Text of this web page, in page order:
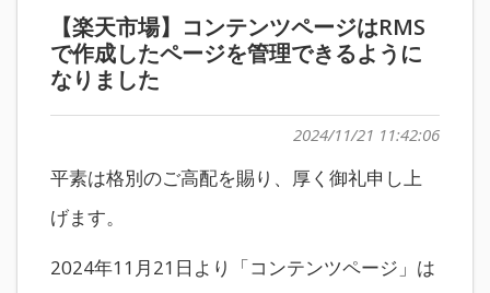
【楽天市場】コンテンツページはRMS
で作成したページを管理できるように
なりました
2024/11/21 11:42:06
平素は格別のご高配を賜り、厚く御礼申し上
げます。
2024年11月21日より「コンテンツページ」は